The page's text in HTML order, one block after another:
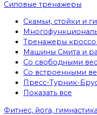
Cиловые тренажеры
Скамьи, стойки и
Тренажеры
Машины Смита и
Со свободными
Со встроенными
Пресс-Турник-
Показать все
Фитнес, йога,